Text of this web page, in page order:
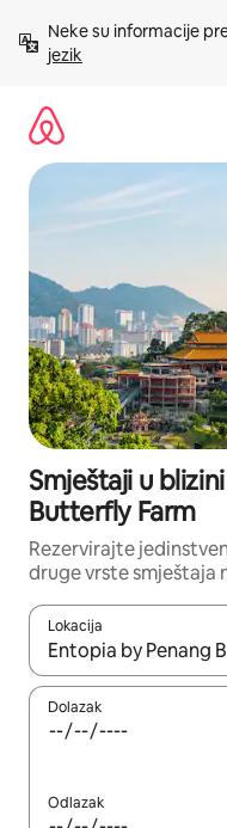
sadržaj
Neke su informacije
jezik
Smještaji u
Butterfly Farm
Rezervirajte
druge vrste smještaja
Lokacija
Kada budu dostupni
Dolazak
Odlazak